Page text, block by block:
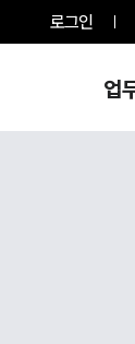
로그인
업